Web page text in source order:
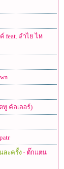
feat. ลำไย ไห
ทู คัลเลอร์)
ละครั้ง- ตั๊กแตน